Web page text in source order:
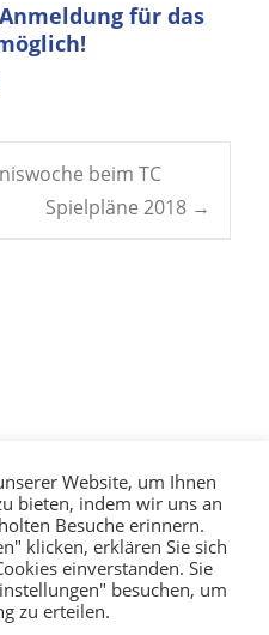
für das
beim TC
Spielpläne 2018 →
Website, um Ihnen
bieten, indem wir uns an
Besuche erinnern.
klicken, erklären Sie sich
einverstanden. Sie
besuchen, um
zu erteilen.